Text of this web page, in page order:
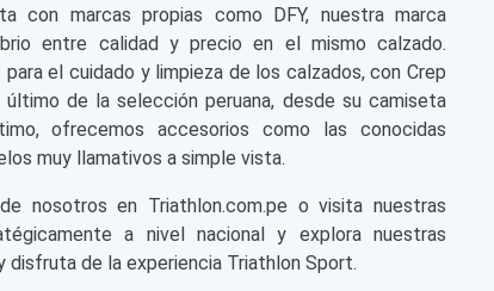
con marcas propias como DFY, nuestra marca
entre calidad y precio en el mismo calzado.
el cuidado y limpieza de los calzados, con Crep
de la selección peruana, desde su camiseta
ofrecemos accesorios como las conocidas
muy llamativos a simple vista.
nosotros en Triathlon.com.pe o visita nuestras
a nivel nacional y explora nuestras
de la experiencia Triathlon Sport.